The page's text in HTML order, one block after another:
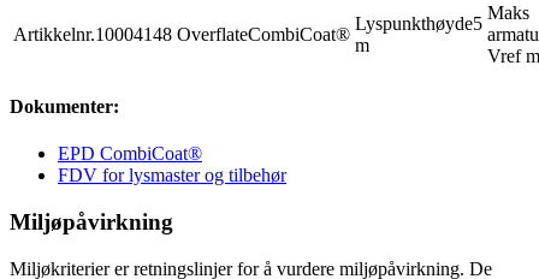
Artikkelnr.10004148 OverflateCombiCoat®
Lyspunkthøyde5
m
Maks
Vref
Dokumenter:
EPD CombiCoat®
FDV for lysmaster og tilbehør
Miljøpåvirkning
Miljøkriterier er retningslinjer for å vurdere miljøpåvirkning. De